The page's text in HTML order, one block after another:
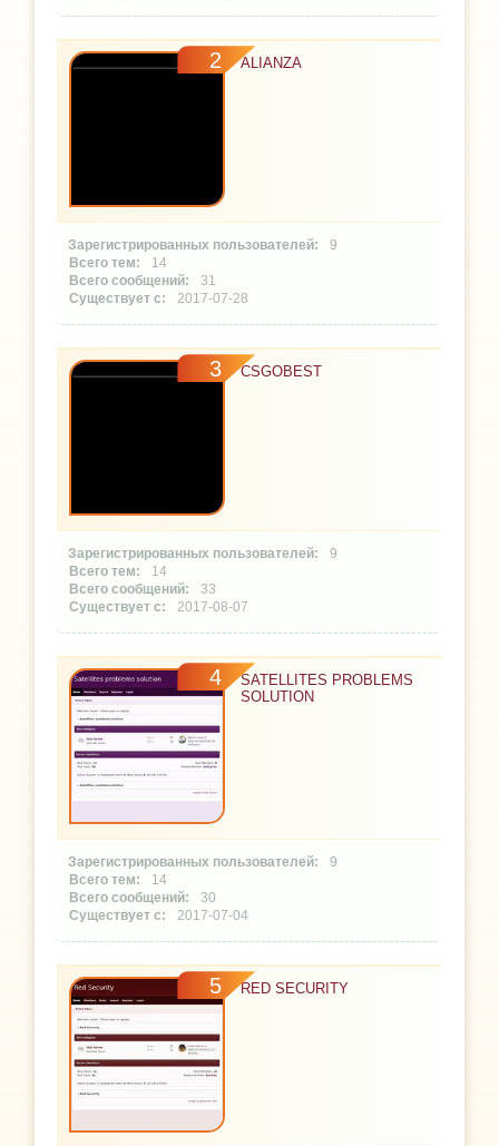
2 ALIANZA
9
14
31
2017-07-28
3 CSGOBEST
9
14
33
2017-08-07
4
SATELLITES PROBLEMS
SOLUTION
9
14
30
2017-07-04
5 RED SECURITY